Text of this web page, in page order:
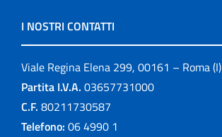
I NOSTRI CONTATTI
Viale Regina Elena 299, 00161 – Roma (I)
Partita I.V.A. 03657731000
C.F. 80211730587
Telefono: 06 4990 1